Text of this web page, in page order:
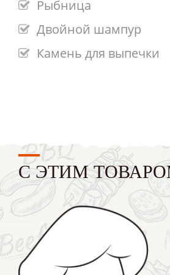
Рыбница
Двойной шампур
Камень для выпечки
С ЭТИМ